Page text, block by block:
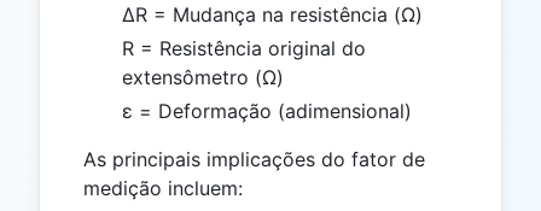
ΔR = Mudança na resistência (Ω)
R = Resistência original do
extensômetro (Ω)
ε = Deformação (adimensional)
As principais implicações do fator de
medição incluem: